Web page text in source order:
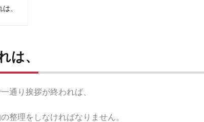
、
は、
通り挨拶が終われば、
整理をしなければなりません。